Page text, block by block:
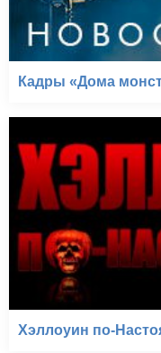
Кадры «Дома
Хэллоуин по-